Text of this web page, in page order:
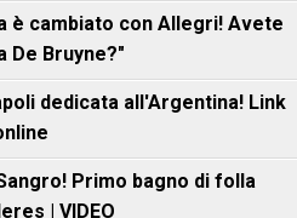
è cambiato con Allegri! Avete
De Bruyne?"
dedicata all'Argentina! Link
Primo bagno di folla
| VIDEO